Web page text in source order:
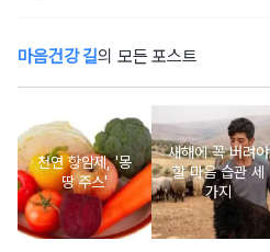
마음건강 길의 모든 포스트
천연 항암제, '몽
땅 주스'
새해에 꼭 버려야
할 마음 습관 세
가지